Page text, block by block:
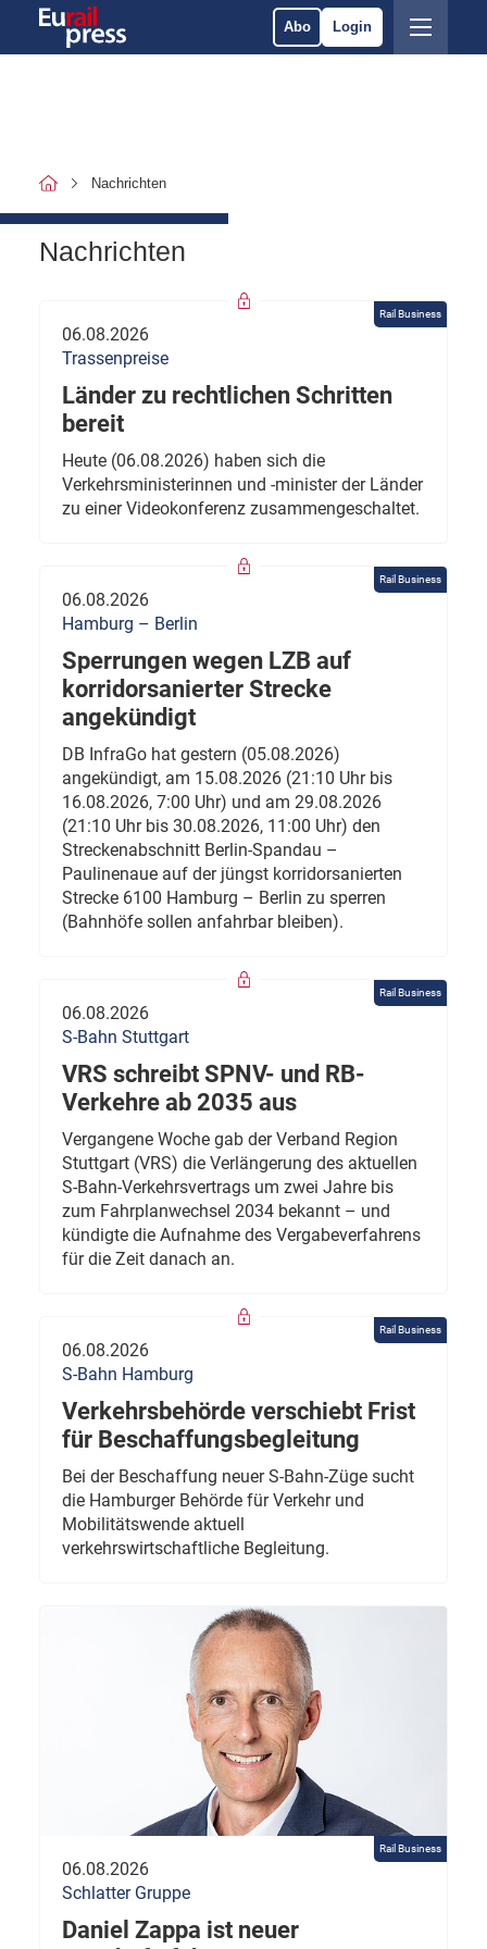
Abo Login
Nachrichten
Nachrichten
Rail Business
06.08.2026
Trassenpreise
Länder zu rechtlichen Schritten
bereit
Heute (06.08.2026) haben sich die
Verkehrsministerinnen und -minister der Länder
zu einer Videokonferenz zusammengeschaltet.
Rail Business
06.08.2026
Hamburg – Berlin
Sperrungen wegen LZB auf
korridorsanierter Strecke
angekündigt
DB InfraGo hat gestern (05.08.2026)
angekündigt, am 15.08.2026 (21:10 Uhr bis
16.08.2026, 7:00 Uhr) und am 29.08.2026
(21:10 Uhr bis 30.08.2026, 11:00 Uhr) den
Streckenabschnitt Berlin-Spandau –
Paulinenaue auf der jüngst korridorsanierten
Strecke 6100 Hamburg – Berlin zu sperren
(Bahnhöfe sollen anfahrbar bleiben).
Rail Business
06.08.2026
S-Bahn Stuttgart
VRS schreibt SPNV- und RB-
Verkehre ab 2035 aus
Vergangene Woche gab der Verband Region
Stuttgart (VRS) die Verlängerung des aktuellen
S-Bahn-Verkehrsvertrags um zwei Jahre bis
zum Fahrplanwechsel 2034 bekannt – und
kündigte die Aufnahme des Vergabeverfahrens
für die Zeit danach an.
Rail Business
06.08.2026
S-Bahn Hamburg
Verkehrsbehörde verschiebt Frist
für Beschaffungsbegleitung
Bei der Beschaffung neuer S-Bahn-Züge sucht
die Hamburger Behörde für Verkehr und
Mobilitätswende aktuell
verkehrswirtschaftliche Begleitung.
Rail Business
06.08.2026
Schlatter Gruppe
Daniel Zappa ist neuer